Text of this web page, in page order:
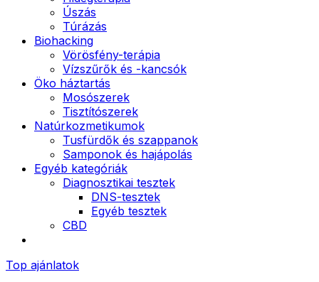
Úszás
Túrázás
Biohacking
Vörösfény-terápia
Vízszűrők és -kancsók
Öko háztartás
Mosószerek
Tisztítószerek
Natúrkozmetikumok
Tusfürdők és szappanok
Samponok és hajápolás
Egyéb kategóriák
Diagnosztikai tesztek
DNS-tesztek
Egyéb tesztek
CBD
Top ajánlatok